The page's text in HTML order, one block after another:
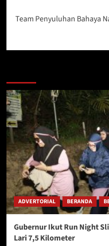
Team Penyuluhan Bahaya
ADVERTORIAL BERANDA
Gubernur Ikut Run Night
Lari 7,5 Kilometer